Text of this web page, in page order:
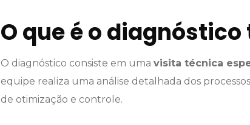
O que é o diagnóstico
O diagnóstico consiste em uma visita técnica
equipe realiza uma análise detalhada dos
de otimização e controle.